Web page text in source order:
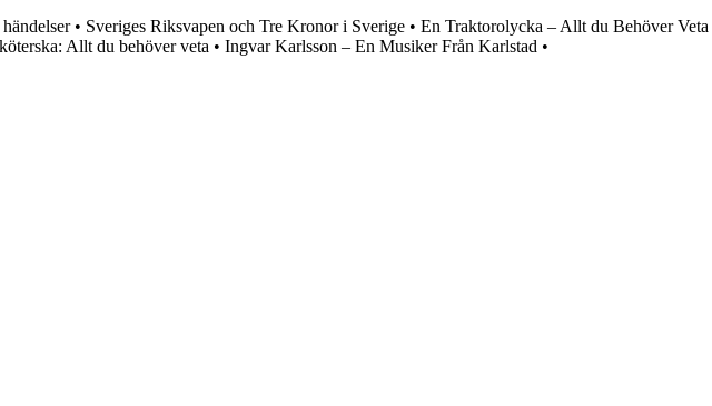
• Sveriges Riksvapen och Tre Kronor i Sverige • En Traktorolycka – Allt du Behöver Veta
Allt du behöver veta • Ingvar Karlsson – En Musiker Från Karlstad •